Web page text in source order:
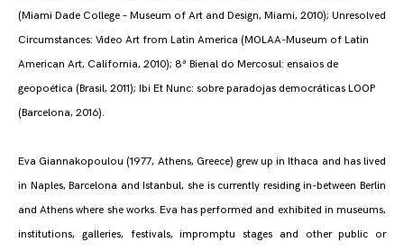
(Miami Dade College – Museum of Art and Design, Miami, 2010); Unresolved
Circumstances: Video Art from Latin America (MOLAA-Museum of Latin
American Art, California, 2010); 8ª Bienal do Mercosul: ensaios de
geopoética (Brasil, 2011); Ibi Et Nunc: sobre paradojas democráticas LOOP
(Barcelona, 2016).
Eva Giannakopoulou (1977, Athens, Greece) grew up in Ithaca and has lived
in Naples, Barcelona and Istanbul, she is currently residing in-between Berlin
and Athens where she works. Eva has performed and exhibited in museums,
institutions, galleries, festivals, impromptu stages and other public or